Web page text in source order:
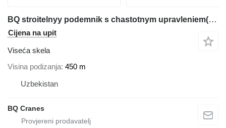
BQ stroitelnyy podemnik s chastotnym upravleniem(srednyaya skorost)
Cijena na upit
Viseća skela
Visina podizanja 450 m
Uzbekistan
BQ Cranes